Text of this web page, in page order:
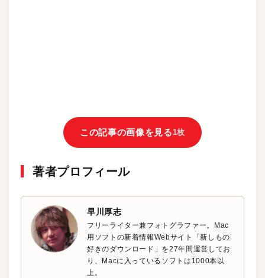
この記事の画像を見る1枚
著者プロフィール
早川厚志
フリーライター兼フォトグラファー。Mac
用ソフトの新着情報Webサイト「新しもの
好きのダウンロード」を27年間運営してお
り、Macに入っているソフトは1000本以
上。